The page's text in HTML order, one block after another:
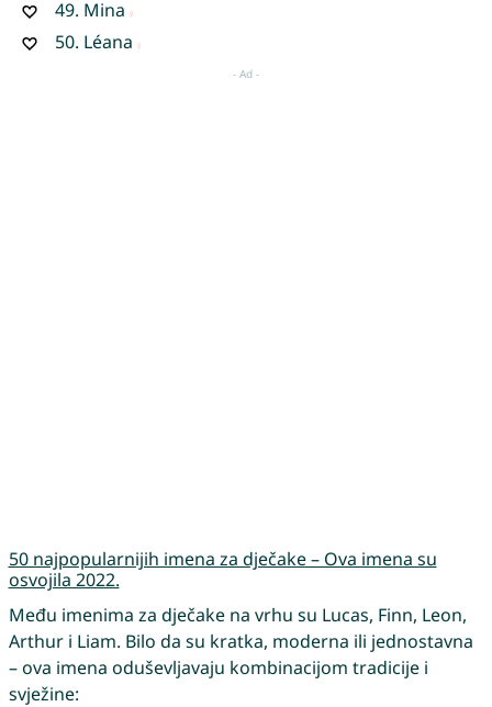
49. Mina
50. Léana
50 najpopularnijih imena za dječake – Ova imena su
osvojila 2022.
Među imenima za dječake na vrhu su Lucas, Finn, Leon,
Arthur i Liam. Bilo da su kratka, moderna ili jednostavna
– ova imena oduševljavaju kombinacijom tradicije i
svježine: